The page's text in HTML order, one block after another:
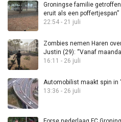
Groningse familie
eruit als een poffertjespan”
22:54 - 21 juli
Zombies nemen Haren
Justin (29): “Vanaf
16:11 - 26 juli
Automobilist maakt spin in
13:36 - 26 juli